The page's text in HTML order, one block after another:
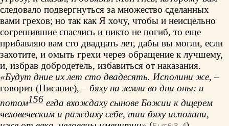
следовало подвергнуться за множество сделанных
вами грехов; но так как Я хочу, чтобы и неисцельно
согрешившие спаслись и никто не погиб, то еще
прибавляю вам сто двадцать лет, дабы вы могли, если
захотите, и омыть грехи через обращение к лучшему,
и, избрав добродетель, избавиться от наказания.
«Будут дние их лет сто двадесять. Исполини же, –
говорит (Писание), – бяху на земли во дни оны: и
потом156 егда вхождаху сынове Божии к дщерем
человеческим и раждаху себе, тии бяху исполини,